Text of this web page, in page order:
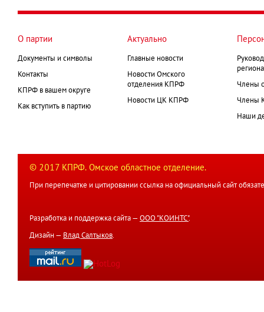
страниц
О партии
Документы и символы
Контакты
КПРФ в вашем округе
Как вступить в партию
Актуально
Главные новости
Новости Омского
отделения КПРФ
Новости ЦК КПРФ
Члены
Члены
Наши
© 2017 КПРФ. Омское областное отделение.
При перепечатке и цитировании ссылка на официальный сайт
Разработка и поддержка сайта — ООО "КОИНТС".
Дизайн — Влад Салтыков.